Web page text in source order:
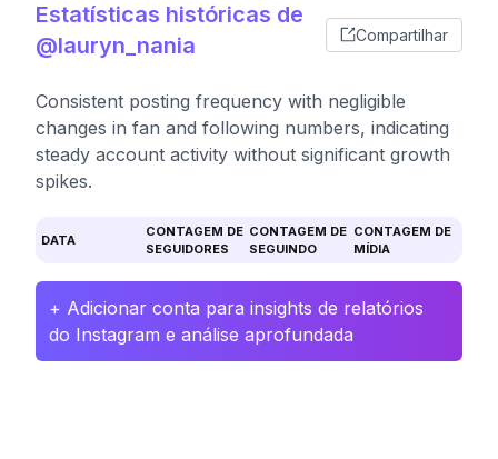
Estatísticas históricas de
@lauryn_nania
Compartilhar
Consistent posting frequency with negligible
changes in fan and following numbers, indicating
steady account activity without significant growth
spikes.
DATA
CONTAGEM DE
SEGUIDORES
CONTAGEM DE
SEGUINDO
CONTAGEM DE
MÍDIA
+ Adicionar conta para insights de relatórios
do Instagram e análise aprofundada